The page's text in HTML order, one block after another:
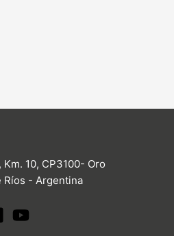
Km. 10, CP3100- Oro
Ríos - Argentina